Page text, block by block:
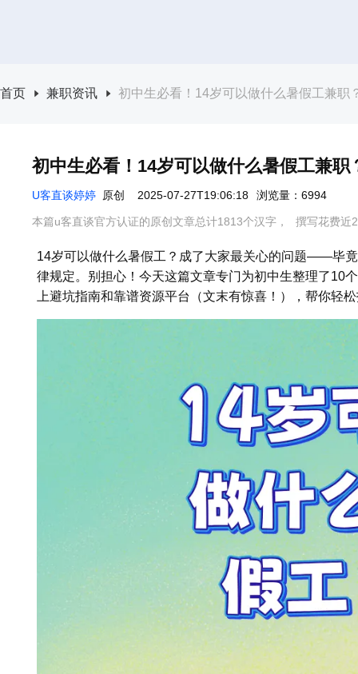
首页 兼职资讯 初中生必看！14岁可以做什么暑假工兼职
初中生必看！14岁可以做什么暑假工兼职
U客直谈婷婷 原创 2025-07-27T19:06:18 浏览量：6994
本篇u客直谈官方认证的原创文章总计1813个汉字， 撰写花费近
14岁可以做什么暑假工？成了大家最关心的问题——毕
律规定。别担心！今天这篇文章专门为初中生整理了10
上避坑指南和靠谱资源平台（文末有惊喜！），帮你轻